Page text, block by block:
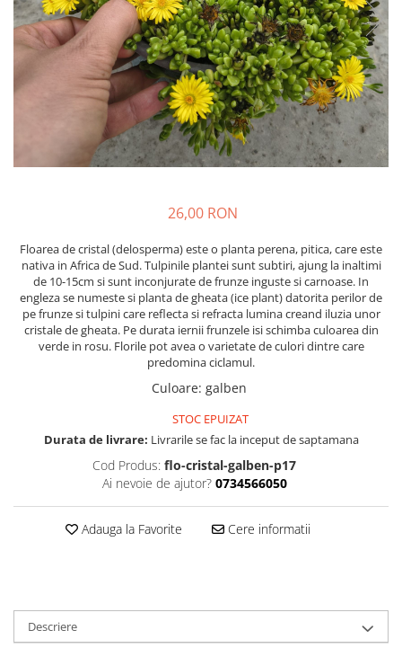
Macris
Lamaita (melisa, roinita)
Chives
Tarhon
Alb
Albastru
Portocaliu
Mov
Vargat / variegat
Plante de Primavara
Plante de Vara
Plante de Toamna
Plante de iarna
26,00 RON
Floarea de cristal (delosperma) este o planta perena, pitica, care este
nativa in Africa de Sud. Tulpinile plantei sunt subtiri, ajung la inaltimi
de 10-15cm si sunt inconjurate de frunze inguste si carnoase. In
engleza se numeste si planta de gheata (ice plant) datorita perilor de
pe frunze si tulpini care reflecta si refracta lumina creand iluzia unor
cristale de gheata. Pe durata iernii frunzele isi schimba culoarea din
verde in rosu. Florile pot avea o varietate de culori dintre care
predomina ciclamul.
Culoare: galben
STOC EPUIZAT
Durata de livrare: Livrarile se fac la inceput de saptamana
Cod Produs: flo-cristal-galben-p17
Ai nevoie de ajutor? 0734566050
Adauga la Favorite Cere informatii
Descriere